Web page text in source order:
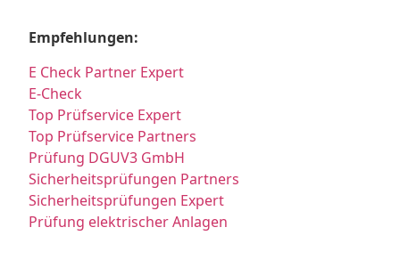
Empfehlungen:
E Check Partner Expert
E-Check
Top Prüfservice Expert
Top Prüfservice Partners
Prüfung DGUV3 GmbH
Sicherheitsprüfungen Partners
Sicherheitsprüfungen Expert
Prüfung elektrischer Anlagen